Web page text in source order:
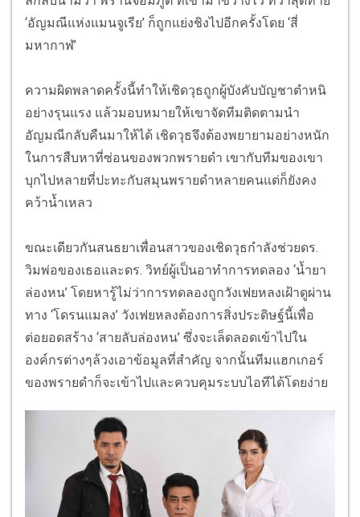
‘อัญมณีแห่งแมนจูเรีย’ ก็ถูกแย่งชิงไปอีกครั้งโดย ‘สี่
มหากาฬ’
ความผิดพลาดครั้งนี้ทำให้เชิดวุธถูกผู้บังคับบัญชาตำหนิ
อย่างรุนแรง แล้วมอบหมายให้เขาจัดทีมติดตามนำ
อัญมณีกลับคืนมาให้ได้ เชิดวุธจึงต้องพยายามอย่างหนัก
ในการสืบหาที่ซ่อนของพวกพรายดำ เขากับทีมของเขา
บุกไปหลายที่ปะทะกับสมุนพรายดำหลายคนแต่ก็ยังคง
คว้านํ้าเหลว
ขณะเดียวกันสนธยาเพื่อนสาวของเชิดวุธกำลังช่วยดร.
วิมพ่อของเธอและดร. วิทย์ผู้เป็นอาทำการทดลอง ‘นํ้ายา
ล่องหน’ โดยหารู้ไม่ว่าการทดลองถูกวังเฟยหลงเฝ้าดูผ่าน
ทาง ‘โดรนแมลง’ วังเฟยหลงต้องการสิ่งประดิษฐ์นี้เพื่อ
ต่อยอดสร้าง ‘สายลับล่องหน’ ซึ่งจะเล็ดลอดเข้าไปใน
องค์กรต่างๆล้วงเอาข้อมูลที่สำคัญ จากนั้นทีมแฮกเกอร์
ของพรายดำก็จะเข้าไปและควบคุมระบบไอทีได้โดยง่าย